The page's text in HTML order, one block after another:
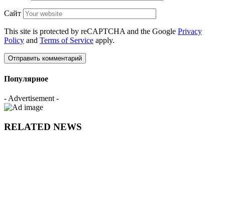
Сайт
This site is protected by reCAPTCHA and the Google Privacy
Policy and Terms of Service apply.
Популярное
- Advertisement -
RELATED NEWS